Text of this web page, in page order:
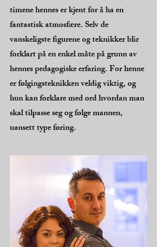
timene hennes er kjent for å ha en
fantastisk atmosfære. Selv de
vanskeligste figurene og teknikker blir
forklart på en enkel måte på grunn av
hennes pedagogiske erfaring. For henne
er følgingsteknikken veldig viktig, og
hun kan forklare med ord hvordan man
skal tilpasse seg og følge mannen,
uansett type føring.